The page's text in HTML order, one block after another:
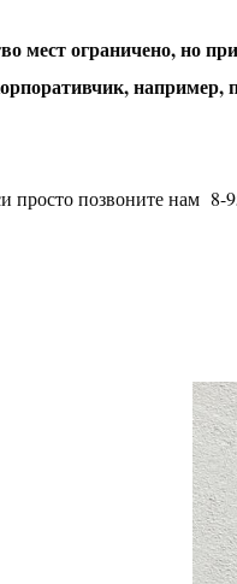
мест ограничено,
например,
просто позвоните нам 8-